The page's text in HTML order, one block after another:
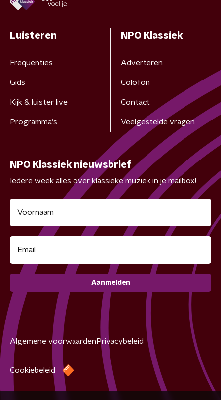
Luisteren
Frequenties
Gids
Kijk & luister live
Programma's
NPO Klassiek
Adverteren
Colofon
Contact
Veelgestelde vragen
NPO Klassiek nieuwsbrief
Iedere week alles over klassieke muziek in je mailbox!
Aanmelden
Algemene voorwaarden Privacybeleid
Cookiebeleid